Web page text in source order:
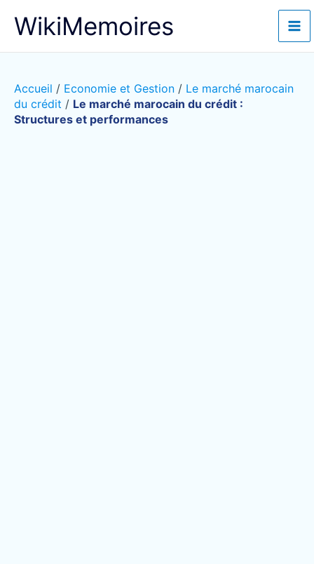
WikiMemoires
Accueil / Economie et Gestion / Le marché marocain
du crédit / Le marché marocain du crédit :
Structures et performances